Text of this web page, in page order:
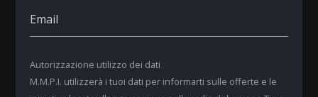
Autorizzazione utilizzo dei dati
M.M.P.I. utilizzerà i tuoi dati per informarti sulle offerte e le